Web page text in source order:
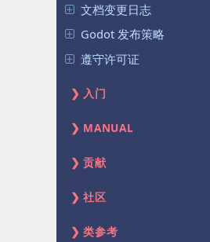
文档变更日志
Godot 发布策略
遵守许可证
入门
MANUAL
贡献
社区
类参考